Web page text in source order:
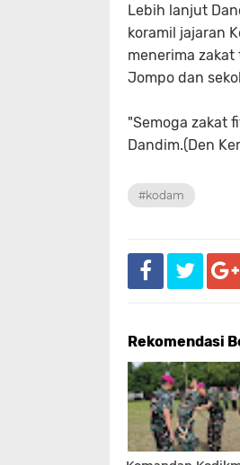
Lebih lanjut
koramil jajaran
menerima
Jompo dan
"Semoga zakat
Dandim.(Den
#kodam
Rekomendasi